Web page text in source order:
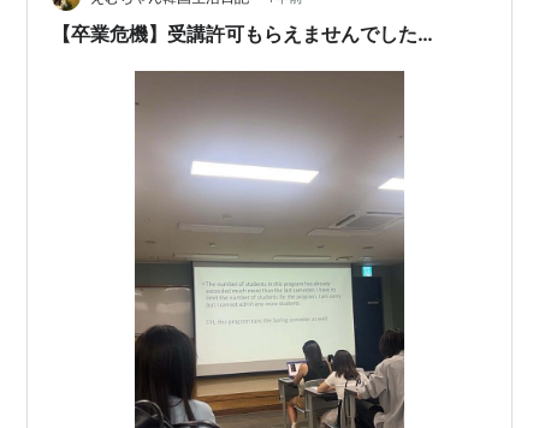
多いので …
【卒業危機】受講許可もらえませんでした…